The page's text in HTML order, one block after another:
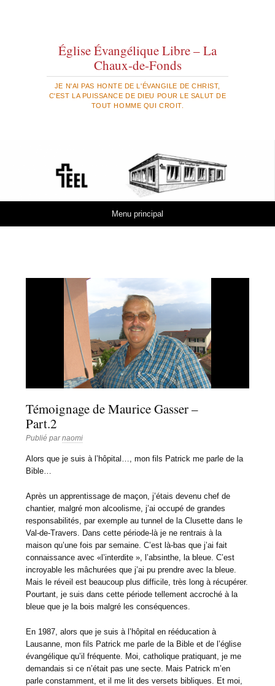
Église Évangélique Libre – La
Chaux-de-Fonds
JE N'AI PAS HONTE DE L'ÉVANGILE DE CHRIST,
C'EST LA PUISSANCE DE DIEU POUR LE SALUT DE
TOUT HOMME QUI CROIT.
Menu principal
Témoignage de Maurice Gasser –
Part.2
Publié parnaomi
Alors que je suis à l’hôpital…, mon fils Patrick me parle de la
Bible…
Après un apprentissage de maçon, j’étais devenu chef de
chantier, malgré mon alcoolisme, j’ai occupé de grandes
responsabilités, par exemple au tunnel de la Clusette dans le
Val-de-Travers. Dans cette période-là je ne rentrais à la
maison qu’une fois par semaine. C’est là-bas que j’ai fait
connaissance avec «l’interdite », l’absinthe, la bleue. C’est
incroyable les mâchurées que j’ai pu prendre avec la bleue.
Mais le réveil est beaucoup plus difficile, très long à récupérer.
Pourtant, je suis dans cette période tellement accroché à la
bleue que je la bois malgré les conséquences.
En 1987, alors que je suis à l’hôpital en rééducation à
Lausanne, mon fils Patrick me parle de la Bible et de l’église
évangélique qu’il fréquente. Moi, catholique pratiquant, je me
demandais si ce n’était pas une secte. Mais Patrick m’en
parle constamment, et il me lit des versets bibliques. Et moi,